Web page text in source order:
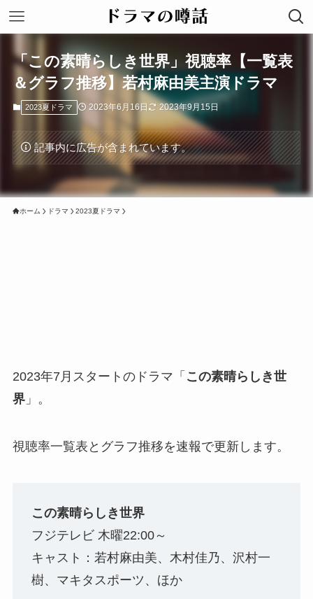
「この素晴らしき世界」視聴率【一覧表
＆グラフ推移】若村麻由美主演ドラマ
2023夏ドラマ 2023年6月16日 2023年9月15日
記事内に広告が含まれています。
ホーム ドラマ 2023夏ドラマ
2023年7月スタートのドラマ「 この素晴らしき世
界」。
視聴率一覧表とグラフ推移を速報で更新します。
この素晴らしき世界
フジテレビ 木曜22:00～
キャスト：若村麻由美、木村佳乃、沢村一
樹、マキタスポーツ、ほか